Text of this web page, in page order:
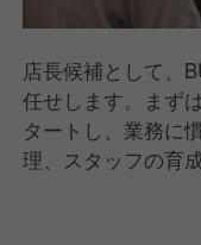
店長候補として、
任せします。まず
タートし、業務に
理、スタッフの育
くりに関われる